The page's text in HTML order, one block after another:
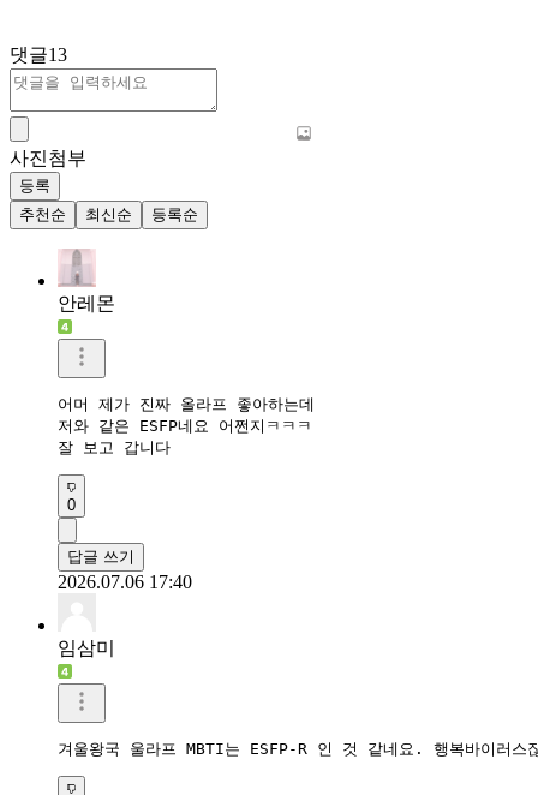
댓글13
사진첨부
등록
추천순
최신순 등록순
안레몬
어머 제가 진짜 올라프 좋아하는데
저와 같은 ESFP네요 어쩐지ㅋㅋㅋ
잘 보고 갑니다
0
답글 쓰기
2026.07.06 17:40
임삼미
겨울왕국 울라프 MBTI는 ESFP-R 인 것 같네요. 행복바이러스